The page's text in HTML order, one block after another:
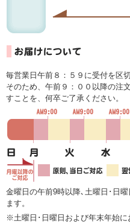
毎営業日午前８：５９に受付を区
そのため、午前９：００以降の注
すことを、何卒ご了承ください。
金曜日の午前9時以降､土曜日･日
ます。
※土曜日･日曜日および年末年始